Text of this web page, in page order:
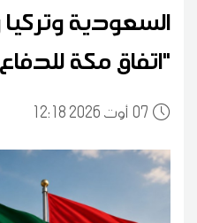
السعودية
"اتفاق مكة
0712:18 2026 أوت